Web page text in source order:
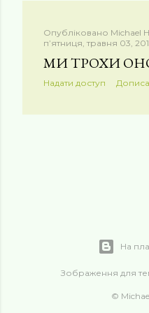
Опубліковано Michael
пʼятниця, травня 03,
МИ ТРОХИ
Надати доступ
На
Зображення для
©